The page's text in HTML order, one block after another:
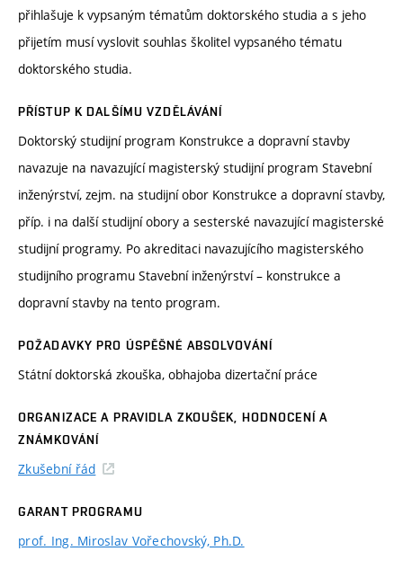
přihlašuje k vypsaným tématům doktorského studia a s jeho
přijetím musí vyslovit souhlas školitel vypsaného tématu
doktorského studia.
PŘÍSTUP K DALŠÍMU VZDĚLÁVÁNÍ
Doktorský studijní program Konstrukce a dopravní stavby
navazuje na navazující magisterský studijní program Stavební
inženýrství, zejm. na studijní obor Konstrukce a dopravní stavby,
příp. i na další studijní obory a sesterské navazující magisterské
studijní programy. Po akreditaci navazujícího magisterského
studijního programu Stavební inženýrství – konstrukce a
dopravní stavby na tento program.
POŽADAVKY PRO ÚSPĚŠNÉ ABSOLVOVÁNÍ
Státní doktorská zkouška, obhajoba dizertační práce
ORGANIZACE A PRAVIDLA ZKOUŠEK, HODNOCENÍ A
ZNÁMKOVÁNÍ
Zkušební řád
GARANT PROGRAMU
prof. Ing. Miroslav Vořechovský, Ph.D.